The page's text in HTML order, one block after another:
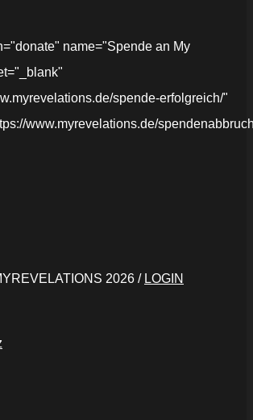
name="Spende an My
spende-erfolgreich/"
www.myrevelations.de/
2026 / LOGIN